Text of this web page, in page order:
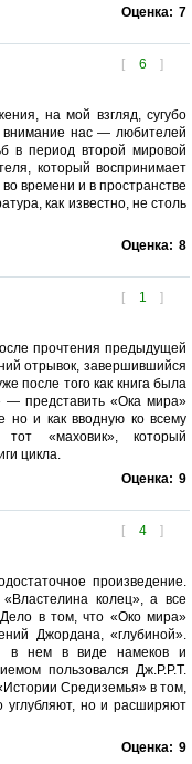
Оценка: 7
[ 6 ]
на мой взгляд, сугубо
внимание нас — любителей
в период второй мировой
который воспринимает
времени и в пространстве
как известно, не столь
Оценка: 8
[ 1 ]
прочтения предыдущей
отрывок, завершившийся
после того как книга была
— представить «Ока мира»
но и как вводную ко всему
«маховик», который
цикла.
Оценка: 9
[ 4 ]
произведение.
колец», а все
в том, что «Око мира»
Джордана, «глубиной».
в нем в виде намеков и
пользовался Дж.Р.Р.Т.
Средиземья» в том,
углубляют, но и расширяют
Оценка: 9